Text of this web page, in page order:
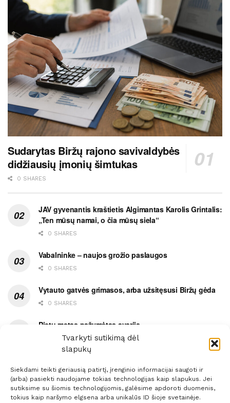
Tvarkyti sutikimą dėl
slapukų
Siekdami teikti geriausią patirtį, įrenginio informacijai saugoti ir
(arba) pasiekti naudojame tokias technologijas kaip slapukus. Jei
sutiksime su šiomis technologijomis, galėsime apdoroti duomenis,
tokius kaip naršymo elgsena arba unikalūs ID šioje svetainėje.
Sudarytas Biržų rajono savivaldybės
didžiausių įmonių šimtukas
0 SHARES
JAV gyvenantis kraštietis Algimantas Karolis Grintalis:
„Ten mūsų namai, o čia mūsų siela“
0 SHARES
Vabalninke – naujos grožio paslaugos
0 SHARES
Vytauto gatvės grimasos, arba užsitęsusi Biržų gėda
0 SHARES
Pietų metas pažymėtas avarija
0 SHARES
Prenumerata Reklama Taisyklės Kontaktai